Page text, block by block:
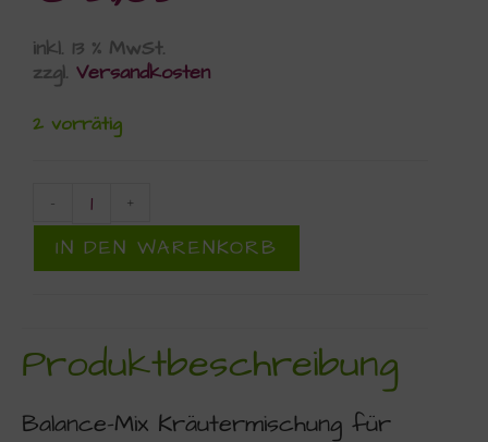
inkl. 13 % MwSt.
zzgl. Versandkosten
2 vorrätig
- +
IN DEN WARENKORB
Produktbeschreibung
Balance-Mix Kräutermischung für